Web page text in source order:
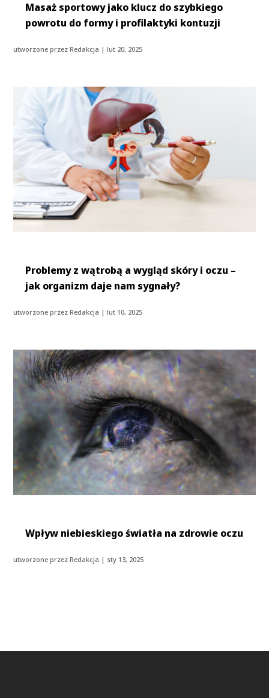
Masaż sportowy jako klucz do szybkiego
powrotu do formy i profilaktyki kontuzji
utworzone przezRedakcja |lut 20, 2025
Problemy z wątrobą a wygląd skóry i oczu –
jak organizm daje nam sygnały?
utworzone przezRedakcja |lut 10, 2025
Wpływ niebieskiego światła na zdrowie oczu
utworzone przezRedakcja | sty 13, 2025